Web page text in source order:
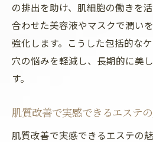
の排出を助け、肌細胞の働きを
合わせた美容液やマスクで潤い
強化します。こうした包括的な
穴の悩みを軽減し、長期的に美
す。
肌質改善で実感できるエステ
肌質改善で実感できるエステの